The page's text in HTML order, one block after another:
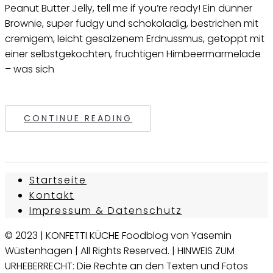
Peanut Butter Jelly, tell me if you’re ready! Ein dünner
Brownie, super fudgy und schokoladig, bestrichen mit
cremigem, leicht gesalzenem Erdnussmus, getoppt mit
einer selbstgekochten, fruchtigen Himbeermarmelade
– was sich
CONTINUE READING
Startseite
Kontakt
Impressum & Datenschutz
© 2023 | KONFETTI KÜCHE Foodblog von Yasemin
Wüstenhagen | All Rights Reserved. | HINWEIS ZUM
URHEBERRECHT: Die Rechte an den Texten und Fotos